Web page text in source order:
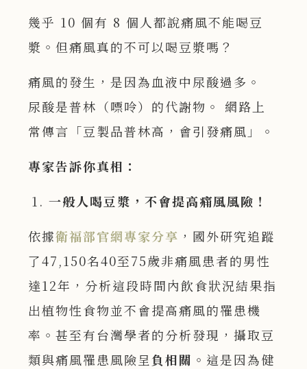
幾乎 10 個有 8 個人都說痛風不能喝豆
漿。但痛風真的不可以喝豆漿嗎？
痛風的發生，是因為血液中尿酸過多。
尿酸是普林（嘌呤）的代謝物。 網路上
常傳言「豆製品普林高，會引發痛風」。
專家告訴你真相：
一般人喝豆漿，不會提高痛風風險！
依據衛福部官網專家分享 ，國外研究追蹤
了47,150名40至75歲非痛風患者的男性
達12年，分析這段時間內飲食狀況結果指
出植物性食物並不會提高痛風的罹患機
率。甚至有台灣學者的分析發現，攝取豆
類與痛風罹患風險呈負相關 。這是因為健